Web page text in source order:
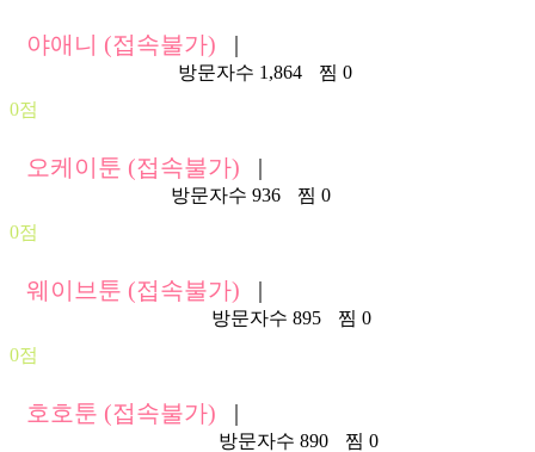
야애니 (접속불가) |
방문자수 1,864
찜 0
0점
오케이툰 (접속불가) |
방문자수 936
찜 0
0점
웨이브툰 (접속불가) |
방문자수 895
찜 0
0점
호호툰 (접속불가) |
방문자수 890
찜 0